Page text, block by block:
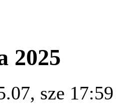
2025
sze 17:59